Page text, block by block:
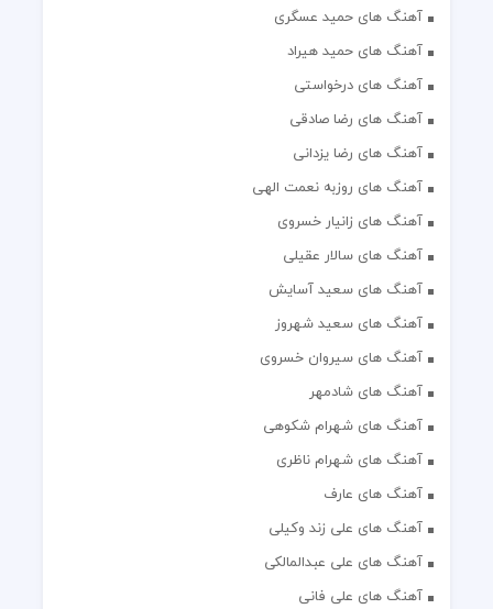
آهنگ های حمید عسگری
آهنگ های حمید هیراد
آهنگ های درخواستی
آهنگ های رضا صادقی
آهنگ های رضا یزدانی
آهنگ های روزبه نعمت الهی
آهنگ های زانیار خسروی
آهنگ های سالار عقیلی
آهنگ های سعید آسایش
آهنگ های سعید شهروز
آهنگ های سیروان خسروی
آهنگ های شادمهر
آهنگ های شهرام شکوهی
آهنگ های شهرام ناظری
آهنگ های عارف
آهنگ های علی زند وکیلی
آهنگ های علی عبدالمالکی
آهنگ های علی فانی